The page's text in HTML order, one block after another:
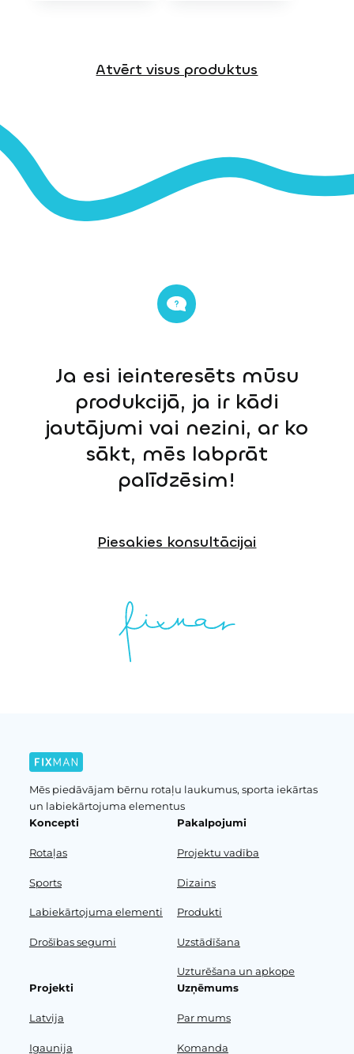
Atvērt visus produktus
Ja esi ieinteresēts mūsu
produkcijā, ja ir kādi
jautājumi vai nezini, ar ko
sākt, mēs labprāt
palīdzēsim!
Piesakies konsultācijai
Mēs piedāvājam bērnu rotaļu laukumus, sporta iekārtas
un labiekārtojuma elementus
Koncepti
Rotaļas
Sports
Labiekārtojuma elementi
Drošības segumi
Pakalpojumi
Projektu vadība
Dizains
Produkti
Uzstādīšana
Uzturēšana un apkope
Projekti
Latvija
Igaunija
Uzņēmums
Par mums
Komanda